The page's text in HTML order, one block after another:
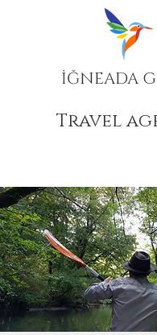
İĞNEADA
Travel